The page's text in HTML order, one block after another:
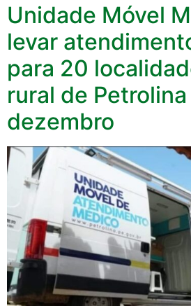
Unidade Móvel
levar
para 20
rural de Petrolina
dezembro